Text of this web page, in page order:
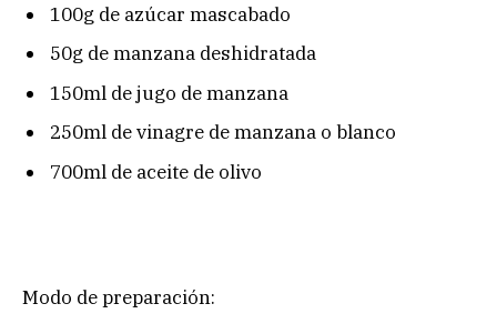
100g de azúcar mascabado
50g de manzana deshidratada
150ml de jugo de manzana
250ml de vinagre de manzana o blanco
700ml de aceite de olivo
Modo de preparación: